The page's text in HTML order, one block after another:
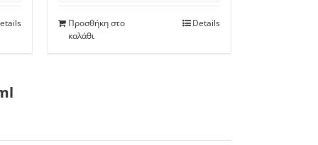
Προσθήκη στο
καλάθι
Details